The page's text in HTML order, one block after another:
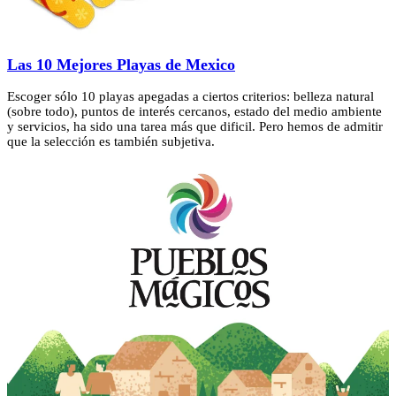
Las 10 Mejores Playas de Mexico
Escoger sólo 10 playas apegadas a ciertos criterios: belleza natural
(sobre todo), puntos de interés cercanos, estado del medio ambiente
y servicios, ha sido una tarea más que dificil. Pero hemos de admitir
que la selección es también subjetiva.